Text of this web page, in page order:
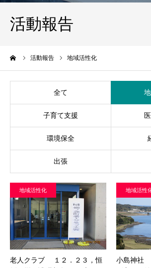
活動報告
活動報告 地域活性化
全て
子育て支援
環境保全
出張
地域活性化
老人クラブ １２．２３，恒
地域活性
小島神社